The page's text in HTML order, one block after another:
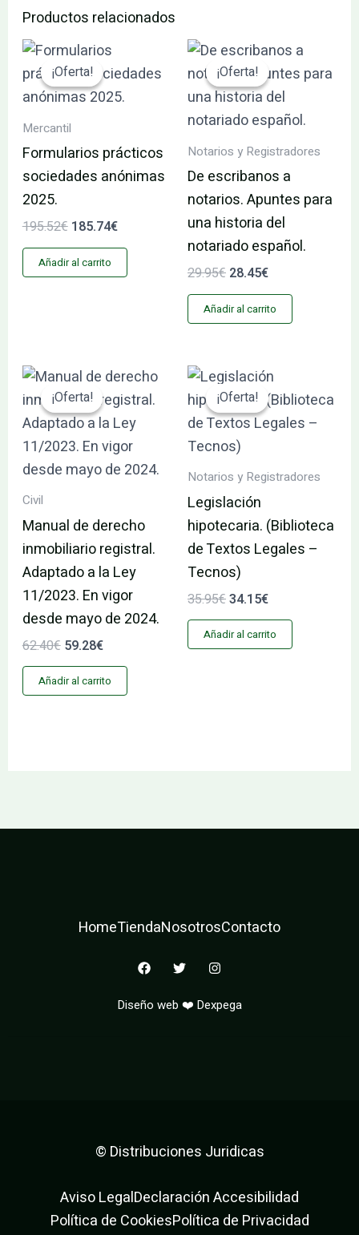
Productos relacionados
¡Oferta!
¡Oferta!
Mercantil
Formularios prácticos
sociedades anónimas
2025.
195.52€
El
precio
original
era:
185.74€
precio
actual
es:
Añadir al carrito
¡Oferta!
¡Oferta!
Notarios y Registradores
De escribanos a
notarios. Apuntes para
una historia del
notariado español.
29.95€
El
precio
original
era:
29.95€.
28.45€
El
precio
actual
es:
28.45€.
Añadir al carrito
¡Oferta!
¡Oferta!
Civil
Manual de derecho
inmobiliario registral.
Adaptado a la Ley
11/2023. En vigor
desde mayo de 2024.
62.40€
El
precio
original
era:
62.40€.
59.28€
El
actual
es:
59.28€.
Añadir al carrito
¡Oferta!
¡Oferta!
Notarios y Registradores
Legislación
hipotecaria. (Biblioteca
de Textos Legales –
Tecnos)
35.95€
El
precio
original
era:
35.95€.
34.15€
El
precio
actual
es:
Añadir al carrito
HomeTiendaNosotrosContacto
F
a
e
b
T
w
t
I
n
t
a
Diseño web ❤️ Dexpega
© Distribuciones Juridicas
Aviso LegalDeclaración Accesibilidad
Política de CookiesPolítica de Privacidad